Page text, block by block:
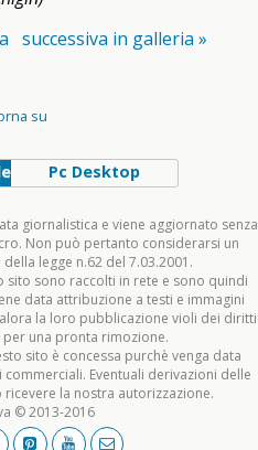
successiva in galleria »
su
Pc Desktop
giornalistica e viene aggiornato senza
Non può pertanto considerarsi un
legge n.62 del 7.03.2001.
sito sono raccolti in rete e sono quindi
data attribuzione a testi e immagini
la loro pubblicazione violi dei diritti
una pronta rimozione.
sito è concessa purchè venga data
Eventuali derivazioni delle
la nostra autorizzazione.
© 2013-2016